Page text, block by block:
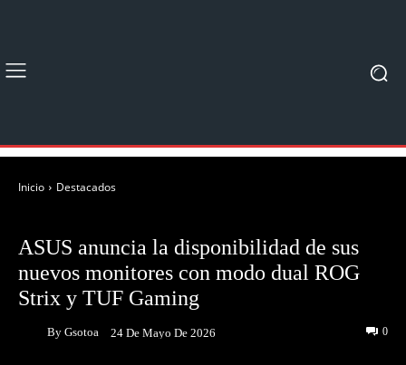
Inicio Destacados
ASUS anuncia la disponibilidad de sus
nuevos monitores con modo dual ROG
Strix y TUF Gaming
By Gsotoa 24 De Mayo De 2026 0